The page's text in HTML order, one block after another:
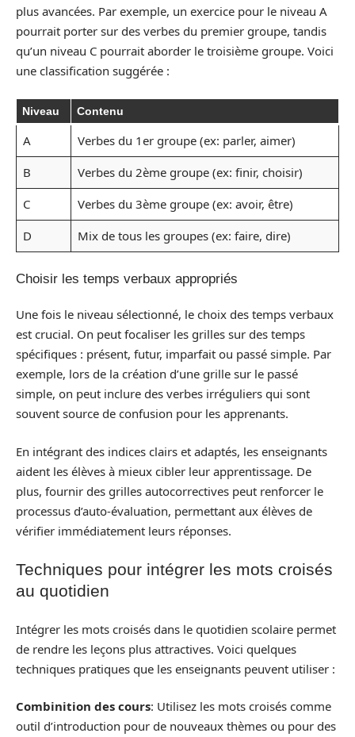
plus avancées. Par exemple, un exercice pour le niveau A
pourrait porter sur des verbes du premier groupe, tandis
qu’un niveau C pourrait aborder le troisième groupe. Voici
une classification suggérée :
Niveau Contenu
A
Verbes du 1er groupe (ex: parler, aimer)
B
Verbes du 2ème groupe (ex: finir, choisir)
C
Verbes du 3ème groupe (ex: avoir, être)
D
Mix de tous les groupes (ex: faire, dire)
Choisir les temps verbaux appropriés
Une fois le niveau sélectionné, le choix des temps verbaux
est crucial. On peut focaliser les grilles sur des temps
spécifiques : présent, futur, imparfait ou passé simple. Par
exemple, lors de la création d’une grille sur le passé
simple, on peut inclure des verbes irréguliers qui sont
souvent source de confusion pour les apprenants.
En intégrant des indices clairs et adaptés, les enseignants
aident les élèves à mieux cibler leur apprentissage. De
plus, fournir des grilles autocorrectives peut renforcer le
processus d’auto-évaluation, permettant aux élèves de
vérifier immédiatement leurs réponses.
Techniques pour intégrer les mots croisés
au quotidien
Intégrer les mots croisés dans le quotidien scolaire permet
de rendre les leçons plus attractives. Voici quelques
techniques pratiques que les enseignants peuvent utiliser :
Combinition des cours: Utilisez les mots croisés comme
outil d’introduction pour de nouveaux thèmes ou pour des